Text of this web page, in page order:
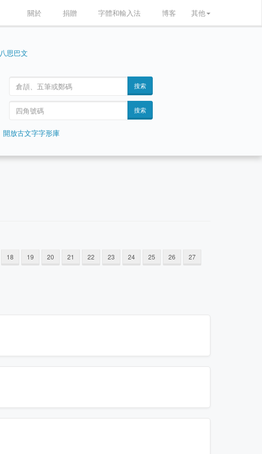
關於 捐贈 字體和輸入法 博客 其他
八思巴文
搜索
搜索
開放古文字字形庫
18 19 20 21 22 23 24 25 26 27